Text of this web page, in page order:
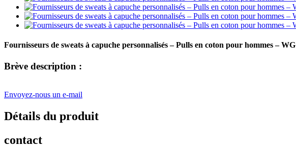
Fournisseurs de sweats à capuche personnalisés – Pulls en coton pour hommes – WG
Brève description :
Envoyez-nous un e-mail
Détails du produit
contact